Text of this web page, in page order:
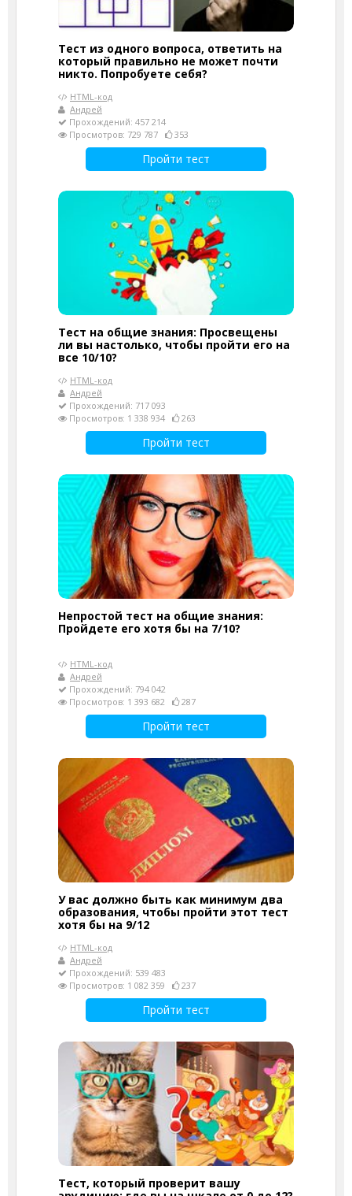
Тест из одного вопроса, ответить на
который правильно не может почти
никто. Попробуете себя?
HTML-код
Андрей
Прохождений: 457 214
Просмотров: 729 787
353
Пройти тест
Тест на общие знания: Просвещены
ли вы настолько, чтобы пройти его на
все 10/10?
HTML-код
Андрей
Прохождений: 717 093
Просмотров: 1 338 934
263
Пройти тест
Непростой тест на общие знания:
Пройдете его хотя бы на 7/10?
HTML-код
Андрей
Прохождений: 794 042
Просмотров: 1 393 682
287
Пройти тест
У вас должно быть как минимум два
образования, чтобы пройти этот тест
хотя бы на 9/12
HTML-код
Андрей
Прохождений: 539 483
Просмотров: 1 082 359
237
Пройти тест
Тест, который проверит вашу